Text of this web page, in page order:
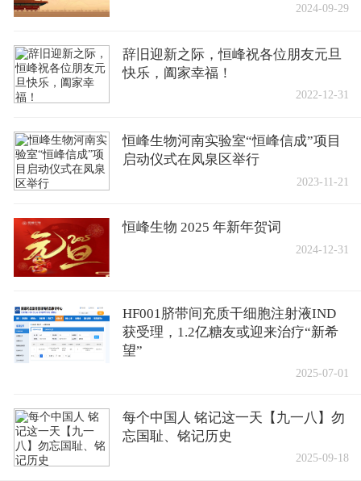
2024-09-29
辞旧迎新之际，恒峰祝各位朋友元旦
快乐，阖家幸福！
2022-12-31
恒峰生物河南实验室“恒峰信成”项目
启动仪式在凤泉区举行
2023-11-21
恒峰生物 2025 年新年贺词
2024-12-31
HF001脐带间充质干细胞注射液IND
获受理，1.2亿糖友或迎来治疗“新希
望”
2025-07-01
每个中国人 铭记这一天【九一八】勿
忘国耻、铭记历史
2025-09-18